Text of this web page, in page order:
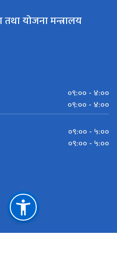
योजना मन्त्रालय
०९:०० - ४:००
०९:०० - ४:००
०९:०० - ५:००
०९:०० - ५:००